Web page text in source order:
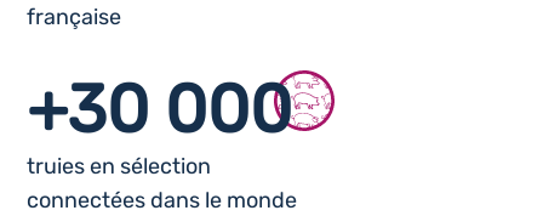
française
+30 000
truies en sélection
connectées dans le monde